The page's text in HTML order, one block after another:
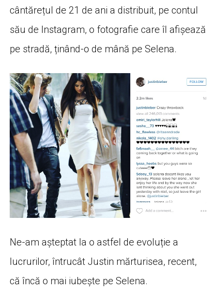
cântărețul de 21 de ani a distribuit, pe contul
său de Instagram, o fotografie care îl afișează
pe stradă, ținând-o de mână pe Selena.
Ne-am așteptat la o astfel de evoluție a
lucrurilor, întrucât Justin mărturisea, recent,
că încă o mai iubește pe Selena.